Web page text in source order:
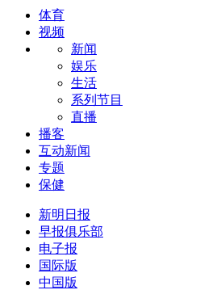
体育
视频
新闻
娱乐
生活
系列节目
直播
播客
互动新闻
专题
保健
新明日报
早报俱乐部
电子报
国际版
中国版